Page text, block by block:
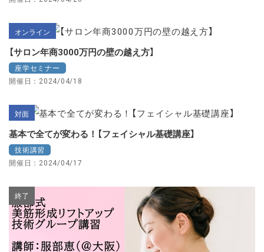
オンライン
【サロン年商3000万円の壁の越え方】
座学セミナー
開催日：2024/04/18
対面
基本で全てが変わる！【フェイシャル基礎講座】
技術講習
開催日：2024/04/17
終了